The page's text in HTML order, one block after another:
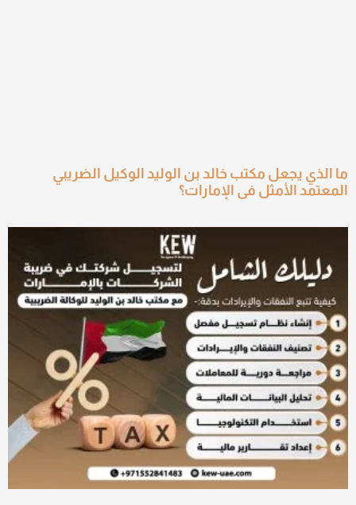
ما الذي يجعل مكتب خالد بن الوليد الوكيل الضريبي
المعتمد الأمثل في الإمارات؟